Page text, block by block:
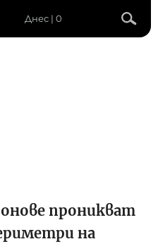
Днес | 0
проникват
на